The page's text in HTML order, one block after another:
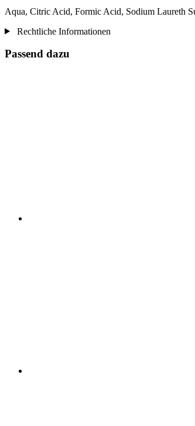
Aqua, Citric Acid, Formic Acid, Sodium Laureth
Rechtliche Informationen
Passend dazu